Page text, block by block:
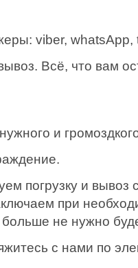
viber, whatsApp,
Всё, что вам
и
погрузку и
при
не нужно
с нами по